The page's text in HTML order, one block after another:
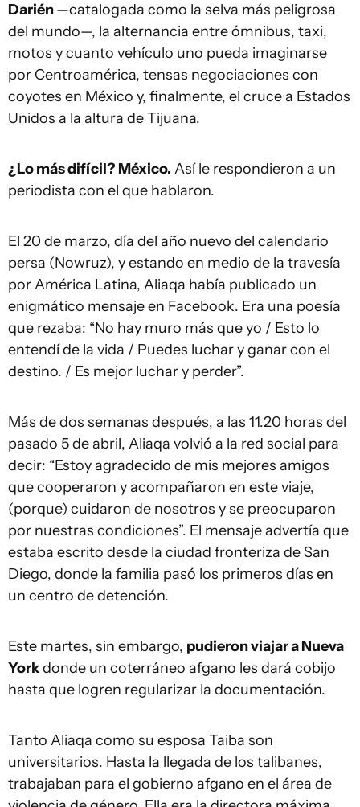
Darién—catalogada como la selva más peligrosa
del mundo—, la alternancia entre ómnibus, taxi,
motos y cuanto vehículo uno pueda imaginarse
por Centroamérica, tensas negociaciones con
coyotes en México y, finalmente, el cruce a Estados
Unidos a la altura de Tijuana.
¿Lo más difícil? México. Así le respondieron a un
periodista con el que hablaron.
El 20 de marzo, día del año nuevo del calendario
persa (Nowruz), y estando en medio de la travesía
por América Latina, Aliaqa había publicado un
enigmático mensaje en Facebook. Era una poesía
que rezaba: “No hay muro más que yo / Esto lo
entendí de la vida / Puedes luchar y ganar con el
destino. / Es mejor luchar y perder”.
Más de dos semanas después, a las 11.20 horas del
pasado 5 de abril, Aliaqa volvió a la red social para
decir: “Estoy agradecido de mis mejores amigos
que cooperaron y acompañaron en este viaje,
(porque) cuidaron de nosotros y se preocuparon
por nuestras condiciones”. El mensaje advertía que
estaba escrito desde la ciudad fronteriza de San
Diego, donde la familia pasó los primeros días en
un centro de detención.
Este martes, sin embargo, pudieron viajar a Nueva
Yorkdonde un coterráneo afgano les dará cobijo
hasta que logren regularizar la documentación.
Tanto Aliaqa como su esposa Taiba son
universitarios. Hasta la llegada de los talibanes,
trabajaban para el gobierno afgano en el área de